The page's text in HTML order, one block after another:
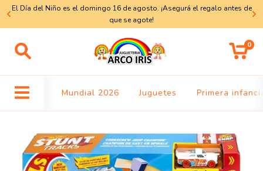
El Día del Niño es el domingo 16 de agosto. ¡Asegurá el regalo antes de
que se agote!
0
Mundial 2026 Juguetes Primera